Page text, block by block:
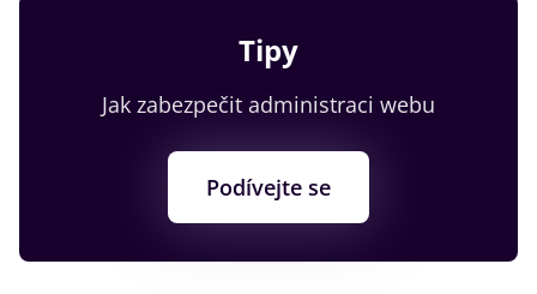
Tipy
Jak zabezpečit administraci webu
Podívejte se